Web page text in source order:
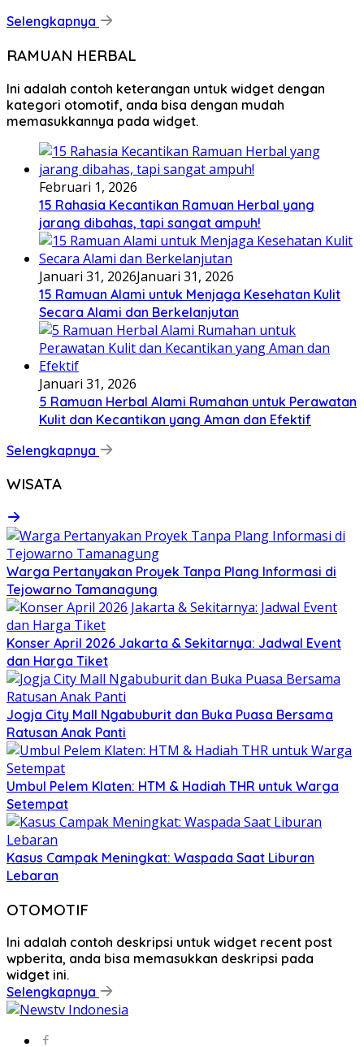
Selengkapnya
RAMUAN HERBAL
Ini adalah contoh keterangan untuk widget dengan
kategori otomotif, anda bisa dengan mudah
memasukkannya pada widget.
Februari 1, 2026
15 Rahasia Kecantikan Ramuan Herbal yang
jarang dibahas, tapi sangat ampuh!
Januari 31, 2026Januari 31, 2026
15 Ramuan Alami untuk Menjaga Kesehatan Kulit
Secara Alami dan Berkelanjutan
Januari 31, 2026
5 Ramuan Herbal Alami Rumahan untuk Perawatan
Kulit dan Kecantikan yang Aman dan Efektif
Selengkapnya
WISATA
Warga Pertanyakan Proyek Tanpa Plang Informasi di
Tejowarno Tamanagung
Konser April 2026 Jakarta & Sekitarnya: Jadwal Event
dan Harga Tiket
Jogja City Mall Ngabuburit dan Buka Puasa Bersama
Ratusan Anak Panti
Umbul Pelem Klaten: HTM & Hadiah THR untuk Warga
Setempat
Kasus Campak Meningkat: Waspada Saat Liburan
Lebaran
OTOMOTIF
Ini adalah contoh deskripsi untuk widget recent post
wpberita, anda bisa memasukkan deskripsi pada
widget ini.
Selengkapnya